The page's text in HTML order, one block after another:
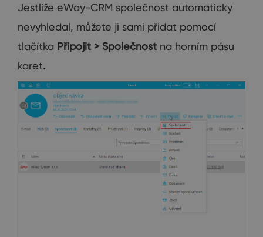
Jestliže eWay-CRM společnost automaticky
nevyhledal, můžete ji sami přidat pomocí
tlačítka Připojit > Společnost na horním pásu
karet.